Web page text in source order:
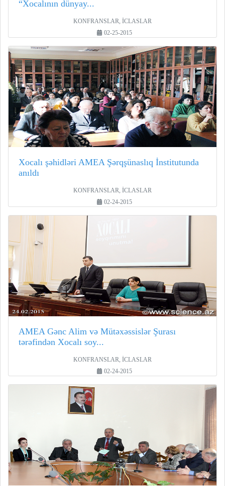
“Xocalının dünyay...
KONFRANSLAR, İCLASLAR
02-25-2015
Xocalı şəhidləri AMEA Şərqşünaslıq İnstitutunda
anıldı
KONFRANSLAR, İCLASLAR
02-24-2015
AMEA Gənc Alim və Mütəxəssislər Şurası
tərəfindən Xocalı soy...
KONFRANSLAR, İCLASLAR
02-24-2015